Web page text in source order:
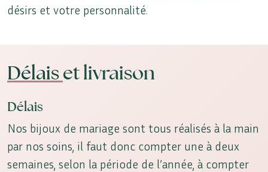
désirs et votre personnalité.
Délaiset livraison
Délais
Nos bijoux de mariage sont tous réalisés à la main
par nos soins, il faut donc compter une à deux
semaines, selon la période de l’année, à compter